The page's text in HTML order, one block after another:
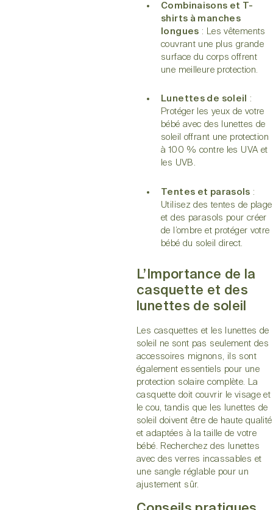
Combinaisons et T-
shirts à manches
longues : Les vêtements
couvrant une plus grande
surface du corps offrent
une meilleure protection.
Lunettes de soleil
:
Protéger les yeux de votre
bébé avec des lunettes de
soleil offrant une protection
à 100 % contre les UVA et
les UVB.
Tentes et parasols :
Utilisez des tentes de plage
et des parasols pour créer
de l’ombre et protéger votre
bébé du soleil direct.
L’Importance de la
casquette et des
lunettes de soleil
Les casquettes et les lunettes de
soleil ne sont pas seulement des
accessoires mignons, ils sont
également essentiels pour une
protection solaire complète. La
casquette doit couvrir le visage et
le cou, tandis que les lunettes de
soleil doivent être de haute qualité
et adaptées à la taille de votre
bébé. Recherchez des lunettes
avec des verres incassables et
une sangle réglable pour un
ajustement sûr.